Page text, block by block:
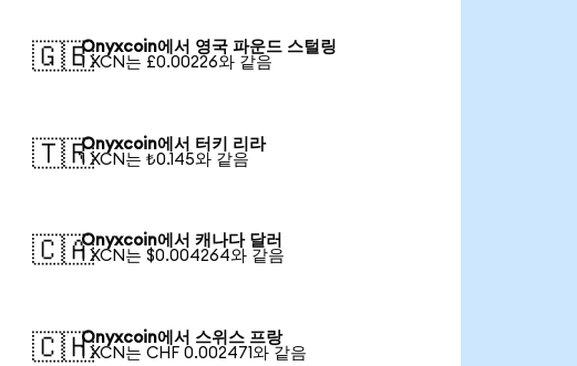
🇬🇧Onyxcoin에서 영국 파운드 스털링
1 XCN는 £0.00226와 같음
🇹🇷Onyxcoin에서 터키 리라
1 XCN는 ₺0.145와 같음
🇨🇦Onyxcoin에서 캐나다 달러
1 XCN는 $0.004264와 같음
🇨🇭Onyxcoin에서 스위스 프랑
1 XCN는 CHF 0.002471와 같음